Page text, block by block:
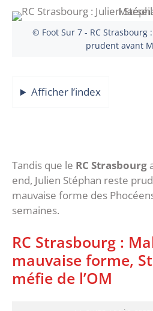
© Foot Sur 7 - RC Strasbourg
prudent avant
Afficher l’index
Tandis que le RC Strasbourg
end, Julien Stéphan reste
mauvaise forme des
semaines.
RC Strasbourg :
mauvaise forme,
méfie de l’OM